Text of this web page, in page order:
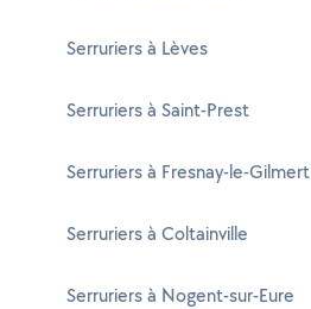
Serruriers à Lèves
Serruriers à Saint-Prest
Serruriers à Fresnay-le-Gilmert
Serruriers à Coltainville
Serruriers à Nogent-sur-Eure